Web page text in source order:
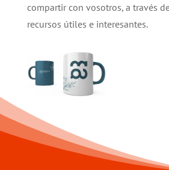
compartir con vosotros, a través
recursos útiles e interesantes.